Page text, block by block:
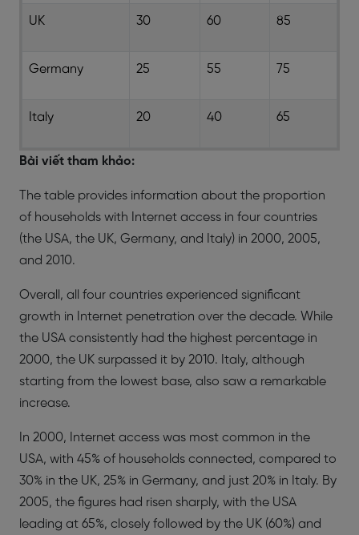
UK 30 60 85
Germany 25 55 75
Italy 20 40 65
Bài viết tham khảo:
The table provides information about the proportion
of households with Internet access in four countries
(the USA, the UK, Germany, and Italy) in 2000, 2005,
and 2010.
Overall, all four countries experienced significant
growth in Internet penetration over the decade. While
the USA consistently had the highest percentage in
2000, the UK surpassed it by 2010. Italy, although
starting from the lowest base, also saw a remarkable
increase.
In 2000, Internet access was most common in the
USA, with 45% of households connected, compared to
30% in the UK, 25% in Germany, and just 20% in Italy. By
2005, the figures had risen sharply, with the USA
leading at 65%, closely followed by the UK (60%) and